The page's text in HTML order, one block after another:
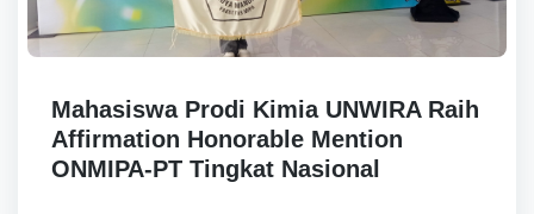
Mahasiswa Prodi Kimia UNWIRA Raih
Affirmation Honorable Mention
ONMIPA-PT Tingkat Nasional